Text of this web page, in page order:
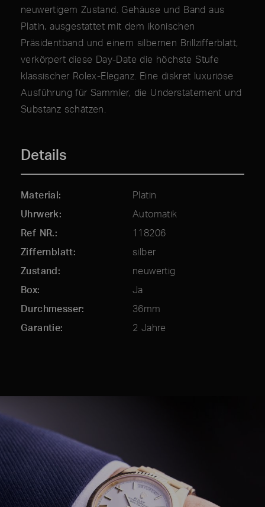
neuwertigem Zustand. Gehäuse und Band aus
Platin, ausgestattet mit dem ikonischen
Präsidentband und einem silbernen Brillzifferblatt,
verkörpert diese Day-Date die höchste Stufe
klassischer Rolex-Eleganz. Eine diskret luxuriöse
Ausführung für Sammler, die Understatement und
Substanz schätzen.
Details
Material
Platin
Uhrwerk
Automatik
Ref NR.
118206
Ziffernblatt
silber
Zustand
neuwertig
Box
Ja
Durchmesser
36mm
Garantie
2 Jahre